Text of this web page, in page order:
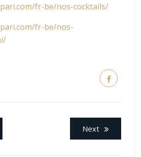
fr-be/nos-cocktails/
fr-be/nos-
Next